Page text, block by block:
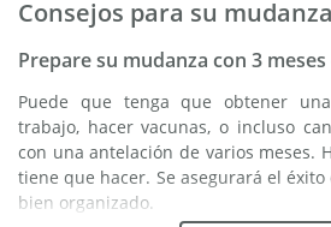
Consejos para su mudanza
Prepare su mudanza con 3
Puede que tenga que obtener
trabajo, hacer vacunas, o incluso
con una antelación de varios meses.
tiene que hacer. Se asegurará el
bien organizado.